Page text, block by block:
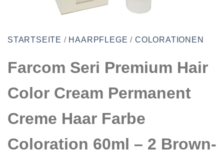
STARTSEITE / HAARPFLEGE / COLORATIONEN
Farcom Seri Premium Hair
Color Cream Permanent
Creme Haar Farbe
Coloration 60ml – 2 Brown-